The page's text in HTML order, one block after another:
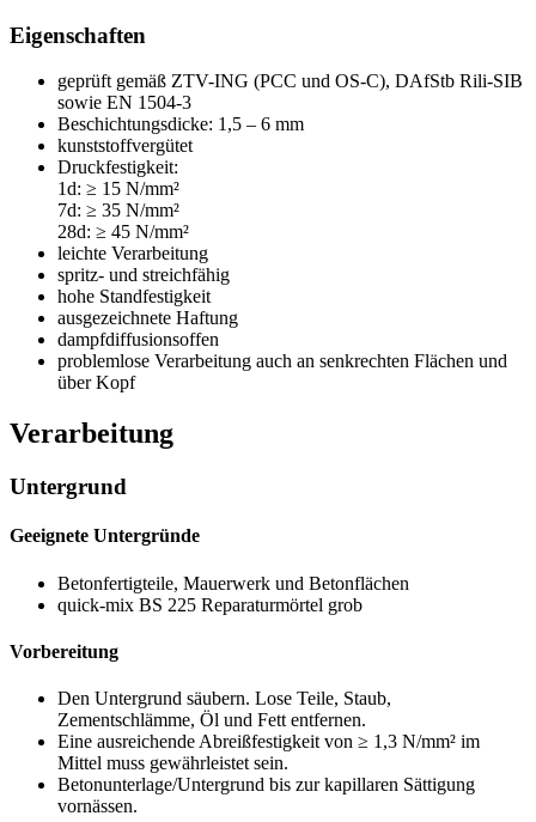
Eigenschaften
geprüft gemäß ZTV-ING (PCC und OS-C), DAfStb Rili-SIB
sowie EN 1504-3
Beschichtungsdicke: 1,5 – 6 mm
kunststoffvergütet
Druckfestigkeit:
1d: ≥ 15 N/mm²
7d: ≥ 35 N/mm²
28d: ≥ 45 N/mm²
leichte Verarbeitung
spritz- und streichfähig
hohe Standfestigkeit
ausgezeichnete Haftung
dampfdiffusionsoffen
problemlose Verarbeitung auch an senkrechten Flächen und
über Kopf
Verarbeitung
Untergrund
Geeignete Untergründe
Betonfertigteile, Mauerwerk und Betonflächen
quick-mix BS 225 Reparaturmörtel grob
Vorbereitung
Den Untergrund säubern. Lose Teile, Staub,
Zementschlämme, Öl und Fett entfernen.
Eine ausreichende Abreißfestigkeit von ≥ 1,3 N/mm² im
Mittel muss gewährleistet sein.
Betonunterlage/Untergrund bis zur kapillaren Sättigung
vornässen.